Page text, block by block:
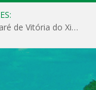
4º Torneio de Pesca Esportiva do Tucunaré de Vitória do Xingu